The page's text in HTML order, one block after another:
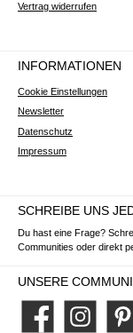
Vertrag widerrufen
INFORMATIONEN
Cookie Einstellungen
Newsletter
Datenschutz
Impressum
SCHREIBE UNS
Du hast eine Frage?
Communities oder direkt
UNSERE
Facebook Instagram